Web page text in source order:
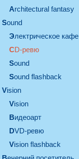
architectural fantasy
sound
электрическое кафе
CD-ревю
sound
Sound flashback
vision
vision
видеоарт
DVD-ревю
Vision flashback